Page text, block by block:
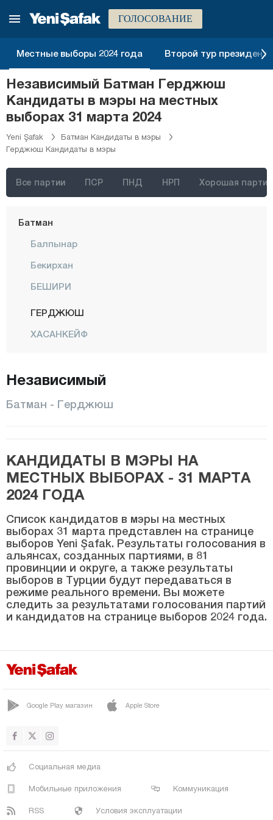
ГОЛОСОВАНИЕ
Местные выборы 2024 года Второй тур
Независимый Батман Герджюш
Кандидаты в мэры на местных
выборах 31 марта 2024
Yeni Şafak
Батман Кандидаты в мэры
Герджюш Кандидаты в мэры
Все партии ПСР ПНД НРП Хорошая партия
Агры
Амасья
Анталия
Ардахан
Артвин
Айдын
Бартын
Батман
Балпынар
Бекирхан
БЕШИРИ
ГЕРДЖЮШ
ХАСАНКЕЙФ
КАЯПЫНАР
КОЗЛУК
САСОН
Юджебаг
Байбурт
Биледжик
Бингёль
Битлис
Болу
Бурдур
Бурса
Чанкыры
Чорум
Дюздже
Независимый
Батман - Герджюш
КАНДИДАТЫ В МЭРЫ НА
МЕСТНЫХ ВЫБОРАХ - 31 МАРТА
2024 ГОДА
Список кандидатов в мэры на местных
выборах 31 марта представлен на странице
выборов Yeni Şafak. Результаты голосования в
альянсах, созданных партиями, в 81
провинции и округе, а также результаты
выборов в Турции будут передаваться в
режиме реального времени. Вы можете
следить за результатами голосования партий
и кандидатов на странице выборов 2024 года.
Google Play магазин Apple Store
Социальная медиа
Мобильные приложения Коммуникация
RSS Условия эксплуатации